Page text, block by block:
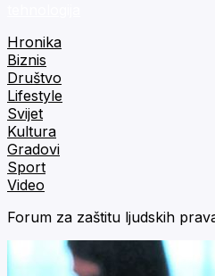
Hronika
Biznis
Društvo
Lifestyle
Svijet
Kultura
Gradovi
Sport
Video
Forum za zaštitu ljudskih